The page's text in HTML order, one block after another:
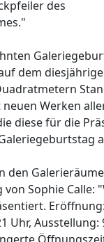
des
dem
Werken
diese für die
den
von Sophie Calle:
Uhr, Ausstellung: